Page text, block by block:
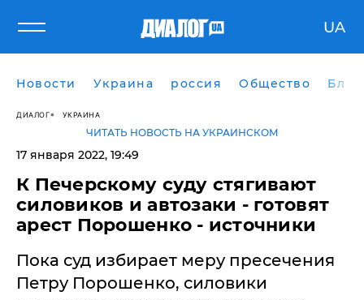
UA
Новости Украина россия Общество
ДИАЛОГ УКРАИНА
ЧИТАТЬ НОВОСТЬ НА УКРАИНСКОМ
17 января 2022, 19:49
К Печерскому суду стягивают
силовиков и автозаки - готовят
арест Порошенко - источники
Пока суд избирает меру пресечения
Петру Порошенко, силовики